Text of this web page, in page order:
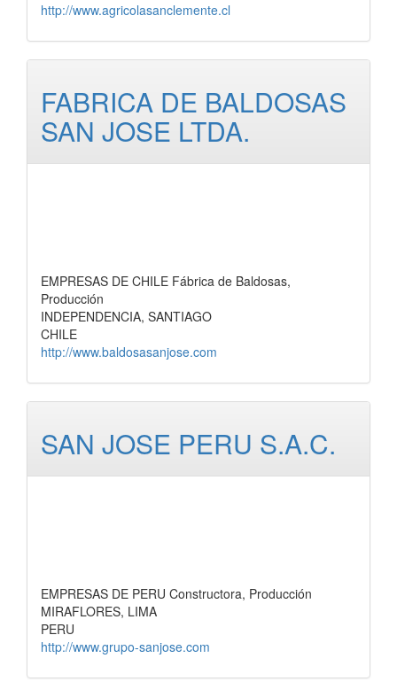
http://www.agricolasanclemente.cl
FABRICA DE BALDOSAS
SAN JOSE LTDA.
EMPRESAS DE CHILE Fábrica de Baldosas,
Producción
INDEPENDENCIA, SANTIAGO
CHILE
http://www.baldosasanjose.com
SAN JOSE PERU S.A.C.
EMPRESAS DE PERU Constructora, Producción
MIRAFLORES, LIMA
PERU
http://www.grupo-sanjose.com